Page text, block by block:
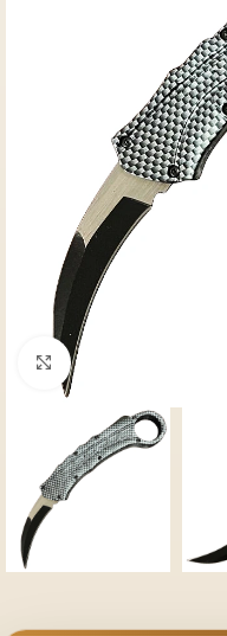
Klicka för att förstora